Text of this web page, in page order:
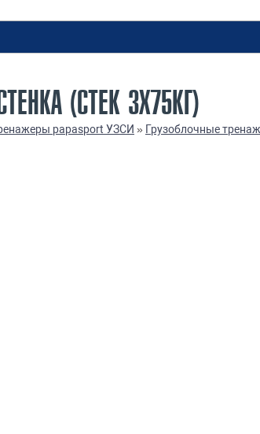
(СТЕК 3Х75КГ)
papasport УЗСИ » Грузоблочные